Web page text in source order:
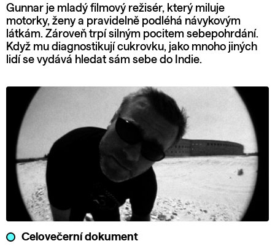
Gunnar je mladý filmový režisér, který miluje
motorky, ženy a pravidelně podléhá návykovým
látkám. Zároveň trpí silným pocitem sebepohrdání.
Když mu diagnostikují cukrovku, jako mnoho jiných
lidí se vydává hledat sám sebe do Indie.
Celovečerní dokument